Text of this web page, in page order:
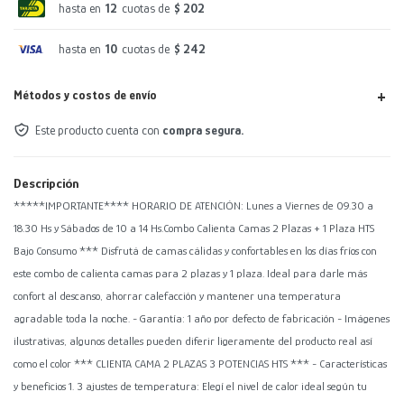
hasta en 12 cuotas de $ 202
hasta en 10 cuotas de $ 242
Métodos y costos de envío
Este producto cuenta con compra segura.
Descripción
*****IMPORTANTE**** HORARIO DE ATENCIÓN: Lunes a Viernes de 09.30 a
18.30 Hs y Sábados de 10 a 14 Hs.Combo Calienta Camas 2 Plazas + 1 Plaza HTS
Bajo Consumo *** Disfrutá de camas cálidas y confortables en los días fríos con
este combo de calienta camas para 2 plazas y 1 plaza. Ideal para darle más
confort al descanso, ahorrar calefacción y mantener una temperatura
agradable toda la noche. - Garantía: 1 año por defecto de fabricación - Imágenes
ilustrativas, algunos detalles pueden diferir ligeramente del producto real así
como el color *** CLIENTA CAMA 2 PLAZAS 3 POTENCIAS HTS *** - Características
y beneficios 1. 3 ajustes de temperatura: Elegí el nivel de calor ideal según tu